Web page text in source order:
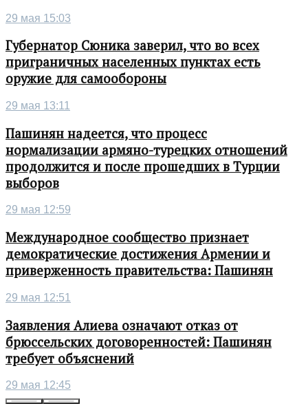
29 мая 15:03
Губернатор Сюника заверил, что во всех
приграничных населенных пунктах есть
оружие для самообороны
29 мая 13:11
Пашинян надеется, что процесс
нормализации армяно-турецких отношений
продолжится и после прошедших в Турции
выборов
29 мая 12:59
Международное сообщество признает
демократические достижения Армении и
приверженность правительства: Пашинян
29 мая 12:51
Заявления Алиева означают отказ от
брюссельских договоренностей: Пашинян
требует объяснений
29 мая 12:45